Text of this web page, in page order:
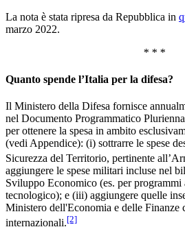
La nota è stata ripresa da Repubblica in
marzo 2022.
* * *
Quanto spende l’Italia per la difesa?
Il Ministero della Difesa fornisce
nel Documento Programmatico
per ottenere la spesa in ambito
(vedi Appendice): (i) sottrarre le spese
Sicurezza del Territorio, pertinente
aggiungere le spese militari incluse nel
Sviluppo Economico (es. per programmi
tecnologico); e (iii) aggiungere quelle
Ministero dell'Economia e delle Finanze
internazionali.[2]